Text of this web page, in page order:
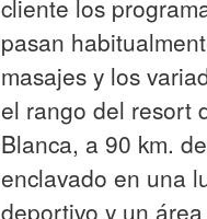
masajes y los
el rango del resort
Blanca, a 90 km.
enclavado en una
deportivo y un
disfrutar de